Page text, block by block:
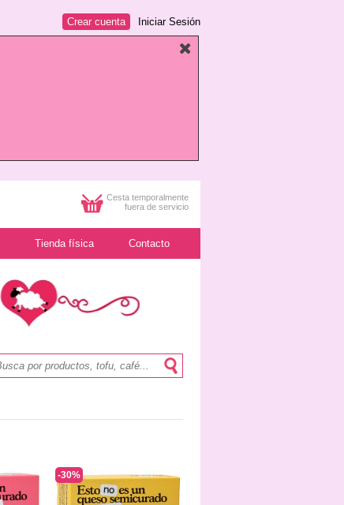
Iniciar Sesión
Crear cuenta
Cesta temporalmente
fuera de servicio
Tienda física Contacto
-30%